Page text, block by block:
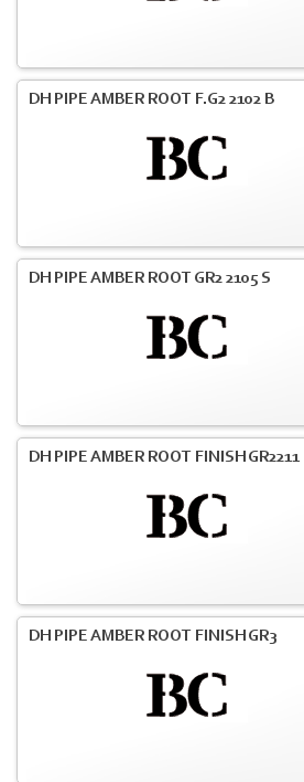
DH PIPE AMBER ROOT F.G2 2102 B
DH PIPE AMBER ROOT GR2 2105 S
DH PIPE AMBER ROOT FINISH GR2211
DH PIPE AMBER ROOT FINISH GR3